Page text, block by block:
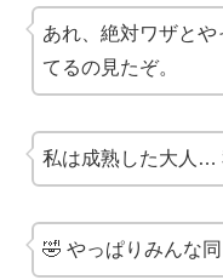
あれ、絶対ワザと
てるの見たぞ。
私は成熟した大人…
🤣 やっぱりみんな